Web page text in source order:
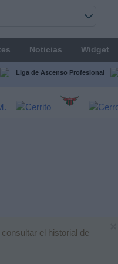
Noticias Widget
Liga de Ascenso Profesional
el historial de